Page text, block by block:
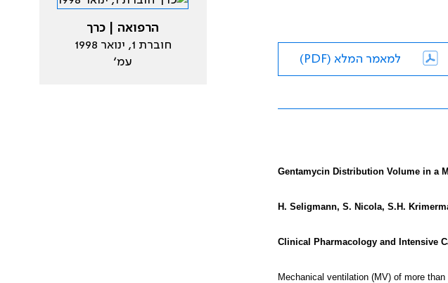
למאמר המלא (PDF)
Gentamycin Distribution Volume in a
H. Seligmann, S. Nicola, S.H.
Clinical Pharmacology and Intensive
Mechanical ventilation (MV) of more
הרפואה | כרך
חוברת 1, ינואר 1998
עמ׳